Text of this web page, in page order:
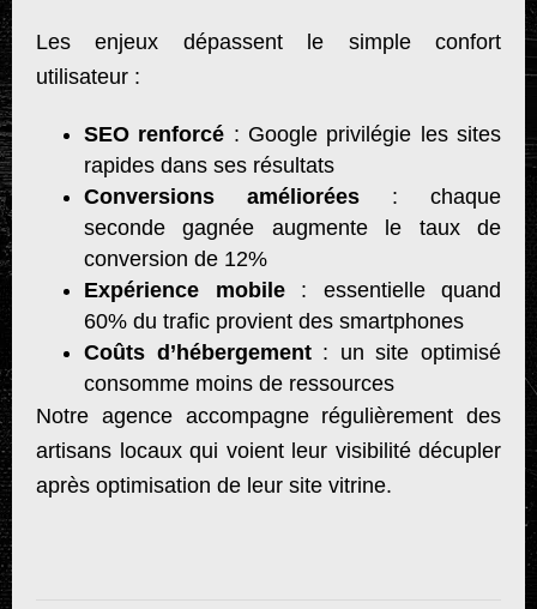
Les enjeux dépassent le simple confort
utilisateur :
SEO renforcé : Google privilégie les sites
rapides dans ses résultats
Conversions améliorées : chaque
seconde gagnée augmente le taux de
conversion de 12%
Expérience mobile: essentielle quand
60% du trafic provient des smartphones
Coûts d’hébergement: un site optimisé
consomme moins de ressources
Notre agence accompagne régulièrement des
artisans locaux qui voient leur visibilité décupler
après optimisation de leur site vitrine.